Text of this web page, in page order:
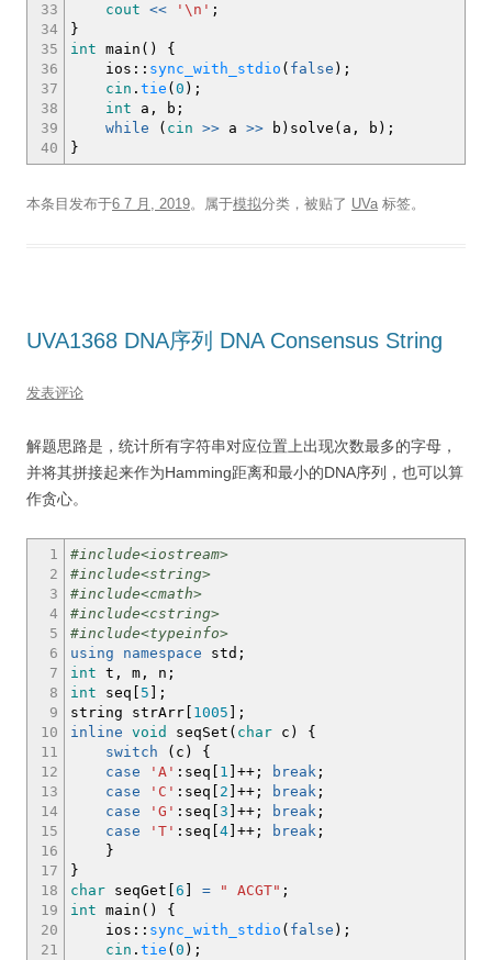
33
34
35
36
37
38
39
40
cout << ' \n ' ;
}
int main ( )
{
ios :: sync_with_stdio ( false ) ;
cin . tie ( 0 ) ;
int a, b ;
while
( cin >> a >> b ) solve ( a, b ) ;
}
本条目发布于6 7 月, 2019。属于模拟分类，被贴了 UVa 标签。
UVA1368 DNA序列 DNA Consensus String
发表评论
解题思路是，统计所有字符串对应位置上出现次数最多的字母，
并将其拼接起来作为Hamming距离和最小的DNA序列，也可以算
作贪心。
1
2
3
4
5
6
7
8
9
10
11
12
13
14
15
16
17
18
19
20
21
#include<iostream>
#include<string>
#include<cmath>
#include<cstring>
#include<typeinfo>
using
namespace std ;
int t, m, n ;
int seq 5
;
string strArr 1005
;
inline void seqSet ( char c )
{
switch
( c )
{
case
'A' : seq 1 ++ ; break ;
case
'C' : seq 2 ++ ; break ;
case
'G' : seq 3 ++ ; break ;
case
'T' : seq 4 ++ ; break ;
}
}
char seqGet 6 = " ACGT" ;
int main ( )
{
ios :: sync_with_stdio ( false ) ;
cin . tie ( 0 ) ;